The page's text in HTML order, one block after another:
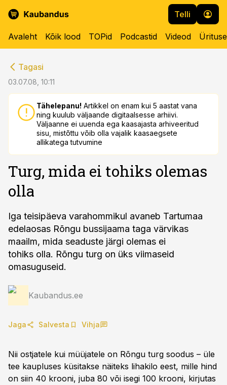
Telli
Avaleht Kõik lood TOPid Podcastid Videod
Tagasi
03.07.08, 10:11
Tähelepanu! Artikkel on enam kui 5 aastat vana
ning kuulub väljaande digitaalsesse arhiivi.
Väljaanne ei uuenda ega kaasajasta arhiveeritud
sisu, mistõttu võib olla vajalik kaasaegsete
allikatega tutvumine
Turg, mida ei tohiks olemas
olla
Iga teisipäeva varahommikul avaneb Tartumaa
edelaosas Rõngu bussijaama taga värvikas
maailm, mida seaduste järgi olemas ei
tohiks olla. Rõngu turg on üks viimaseid
omasuguseid.
Kaubandus.ee
Jaga Salvesta Vihja
Nii ostjatele kui müüjatele on Rõngu turg soodus – üle
tee kaupluses küsitakse näiteks lihakilo eest, mille hind
on siin 40 krooni, juba 80 või isegi 100 krooni, kirjutas